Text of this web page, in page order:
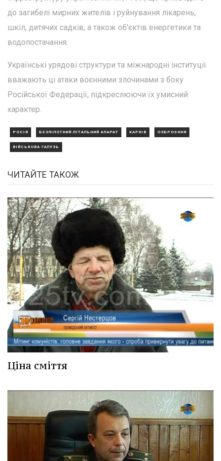
до загибелі мирних жителів і руйнування лікарень,
шкіл, дитячих садків, а також об'єктів енергетики та
водопостачання.
Українські урядові структури та міжнародні інституції
вважають ці атаки воєнними злочинами з боку
Російської Федерації, підкреслюючи їх умисний
характер.
РОСІЯ БЕЗПІЛОТНИЙ ЛІТАЛЬНИЙ АПАРАТ ХАРКІВ ОЗБРОЄННЯ
ВІЙСЬКОВА ГАЛУЗЬ
ЧИТАЙТЕ ТАКОЖ
Ціна сміття